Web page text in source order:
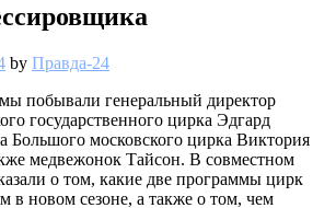
by Правда-24
побывали генеральный директор
государственного цирка Эдгард
Большого московского цирка Виктория
медвежонок Тайсон. В совместном
о том, какие две программы цирк
в новом сезоне, а также о том, чем